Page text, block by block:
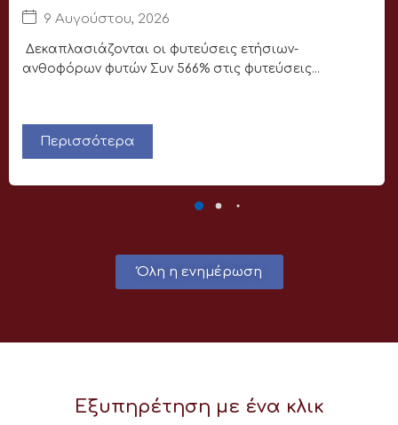
9 Αυγούστου, 2026
Δεκαπλασιάζονται οι φυτεύσεις ετήσιων-
ανθοφόρων φυτών Συν 566% στις φυτεύσεις...
Περισσότερα
Όλη η ενημέρωση
Εξυπηρέτηση με ένα κλικ